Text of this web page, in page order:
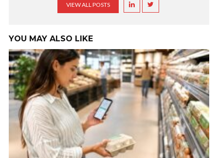
VIEW ALL POSTS
YOU MAY ALSO LIKE